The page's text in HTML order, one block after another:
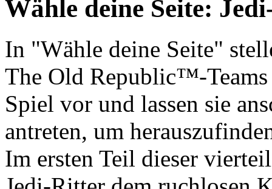
Wähle deine Seite:
In "Wähle deine Seite"
The Old Republic™-
Spiel vor und lassen sie
antreten, um
Im ersten Teil dieser